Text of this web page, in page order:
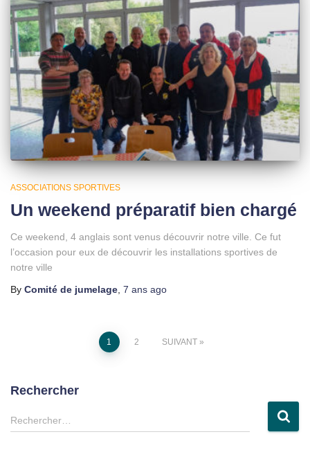
ASSOCIATIONS SPORTIVES
Un weekend préparatif bien chargé
Ce weekend, 4 anglais sont venus découvrir notre ville. Ce fut
l’occasion pour eux de découvrir les installations sportives de
notre ville
By Comité de jumelage 7 ans ago
Pagination 1 2 SUIVANT
Rechercher
R
e
Rechercher…